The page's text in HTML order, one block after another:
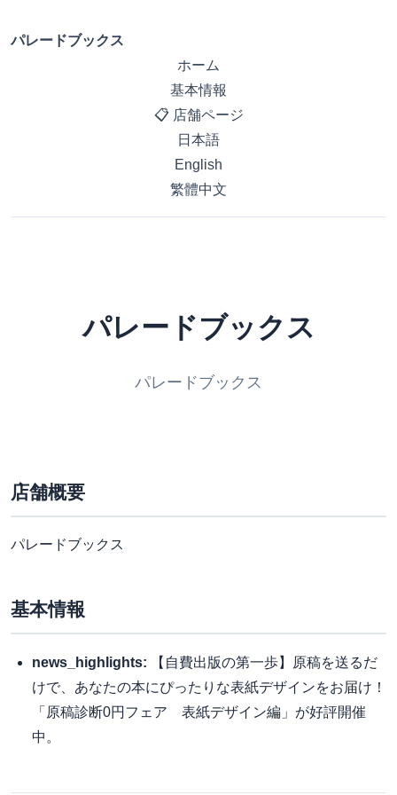
パレードブックス
ホーム
基本情報
📋 店舗ページ
日本語
English
繁體中文
パレードブックス
パレードブックス
店舗概要
パレードブックス
基本情報
news_highlights: 【自費出版の第一歩】原稿を送るだ
けで、あなたの本にぴったりな表紙デザインをお届け！
「原稿診断0円フェア 表紙デザイン編」が好評開催
中。